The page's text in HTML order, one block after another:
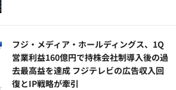
フジ・メディア・ホールディングス、1Q
営業利益160億円で持株会社制導入後の過
去最高益を達成 フジテレビの広告収入回
復とIP戦略が牽引